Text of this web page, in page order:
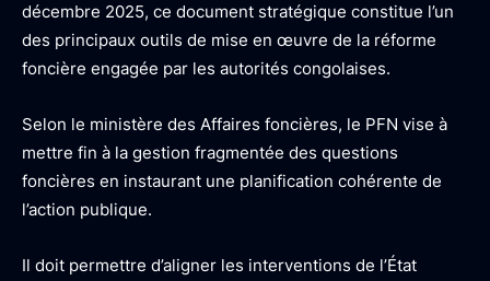
décembre 2025, ce document stratégique constitue l’un
des principaux outils de mise en œuvre de la réforme
foncière engagée par les autorités congolaises.
Selon le ministère des Affaires foncières, le PFN vise à
mettre fin à la gestion fragmentée des questions
foncières en instaurant une planification cohérente de
l’action publique.
Il doit permettre d’aligner les interventions de l’État